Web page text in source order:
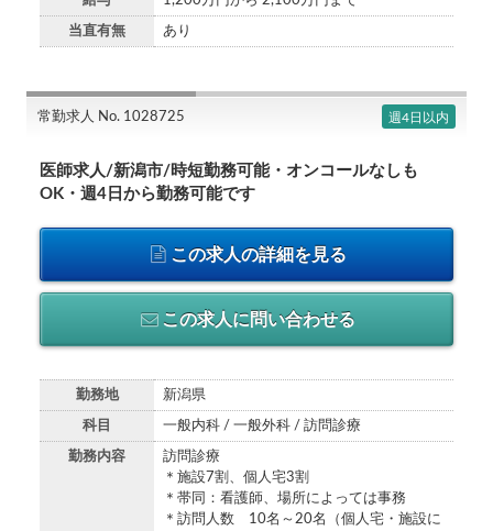
当直有無 あり
常勤求人 No. 1028725 週4日以内
医師求人/新潟市/時短勤務可能・オンコールなしも
OK・週4日から勤務可能です
この求人の詳細を見る
この求人に問い合わせる
勤務地 新潟県
科目 一般内科 / 一般外科 / 訪問診療
勤務内容
訪問診療
＊施設7割、個人宅3割
＊帯同：看護師、場所によっては事務
＊訪問人数 10名～20名（個人宅・施設に